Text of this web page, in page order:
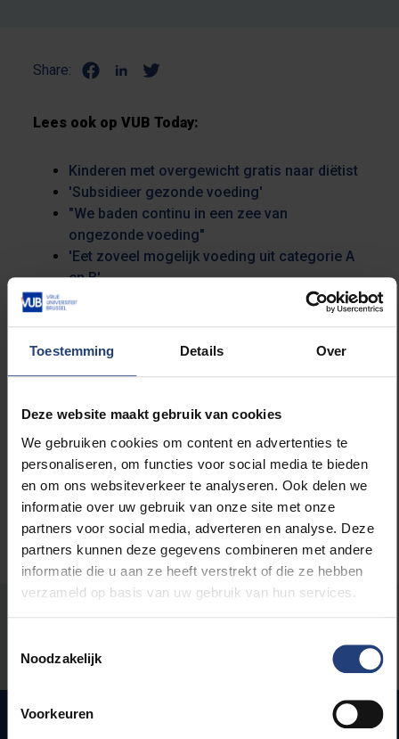
Toestemming Details Over
Deze website maakt gebruik van cookies
We gebruiken cookies om content en advertenties te
personaliseren, om functies voor social media te bieden
en om ons websiteverkeer te analyseren. Ook delen we
informatie over uw gebruik van onze site met onze
partners voor social media, adverteren en analyse. Deze
partners kunnen deze gegevens combineren met andere
informatie die u aan ze heeft verstrekt of die ze hebben
verzameld op basis van uw gebruik van hun services.
Noodzakelijk
Voorkeuren
Share:
Lees ook op VUB Today:
Kinderen met overgewicht gratis naar diëtist
'Subsidieer gezonde voeding'
"We baden continu in een zee van
ongezonde voeding"
'Eet zoveel mogelijk voeding uit categorie A
en B'
Maatschappij en engagement